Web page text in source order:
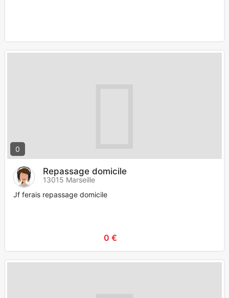
0
Repassage domicile
13015 Marseille
Jf ferais repassage domicile
0 €